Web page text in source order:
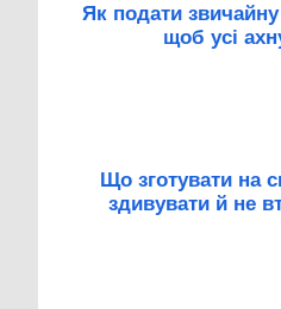
Як подати звичайну
щоб усі
Що зготувати на
здивувати й не